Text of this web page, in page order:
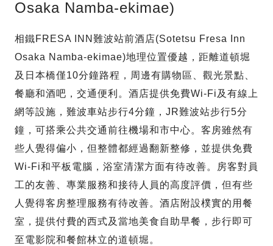
Osaka Namba-ekimae)
相鐵FRESA INN難波站前酒店(Sotetsu Fresa Inn
Osaka Namba-ekimae)地理位置優越，距離道頓堀
及日本橋僅10分鐘路程，周邊有購物區、觀光景點、
餐廳和酒吧，交通便利。酒店提供免費Wi-Fi及有線上
網等設施，難波車站步行4分鐘，JR難波站步行5分
鐘，可搭乘公共交通前往機場和市中心。客房雖然有
些人覺得偏小，但整體都經過翻新整修，並提供免費
Wi-Fi和平板電腦，浴室清潔方面有待改善。房客對員
工的友善、專業服務和接待人員的高度評價，但有些
人覺得客房整理服務有待改善。酒店附設樸實的用餐
室，提供付費的西式及當地美食自助早餐，步行即可
至電影院和餐館林立的道頓堀。